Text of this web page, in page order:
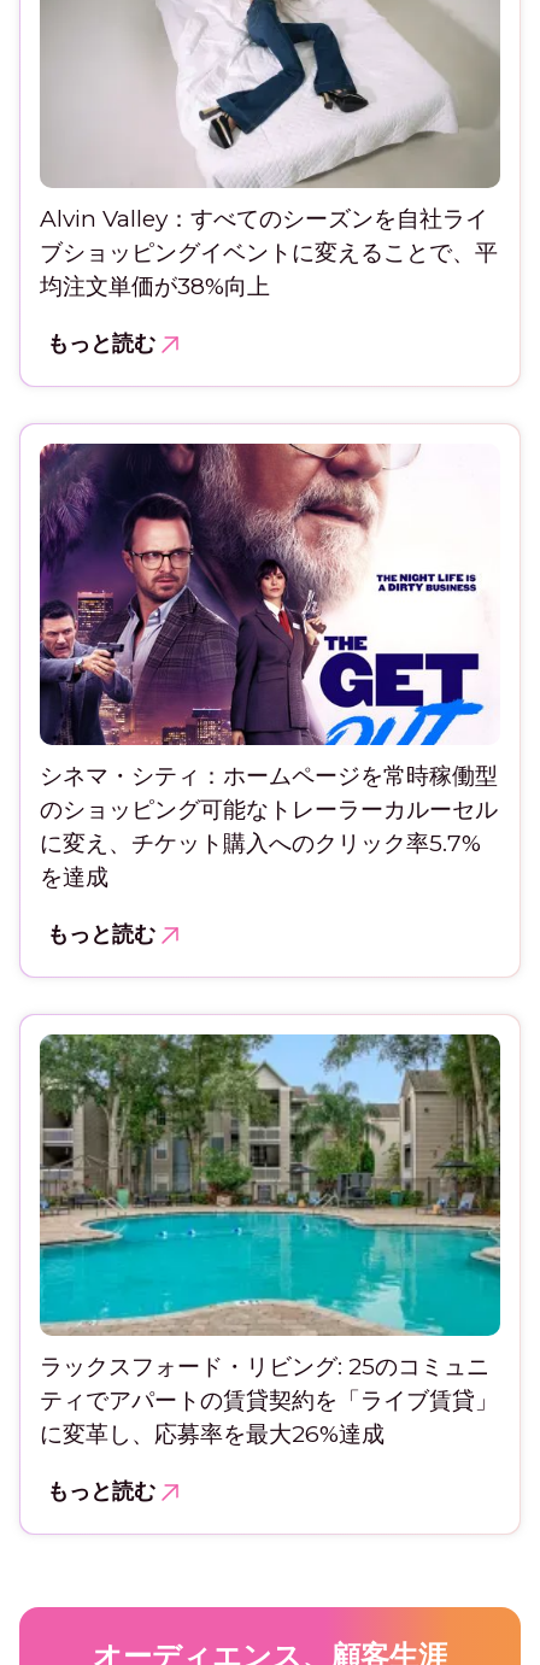
Alvin Valley：すべてのシーズンを自社ライ
ブショッピングイベントに変えることで、平
均注文単価が38%向上
もっと読む
シネマ・シティ：ホームページを常時稼働型
のショッピング可能なトレーラーカルーセル
に変え、チケット購入へのクリック率5.7%
を達成
もっと読む
ラックスフォード・リビング: 25のコミュニ
ティでアパートの賃貸契約を「ライブ賃貸」
に変革し、応募率を最大26%達成
もっと読む
オーディエンス、顧客生涯